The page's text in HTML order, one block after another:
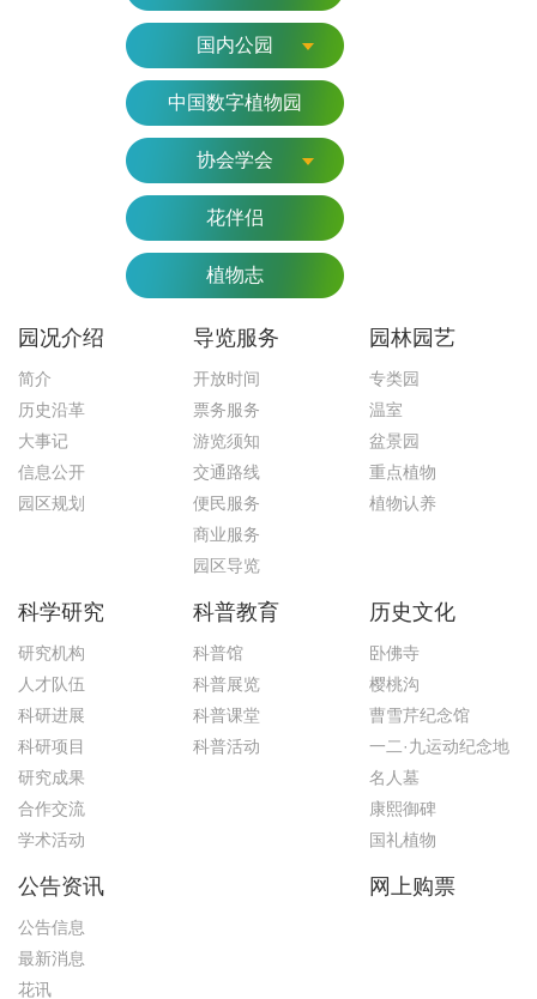
国内公园
中国数字植物园
协会学会
花伴侣
植物志
园况介绍
简介
历史沿革
大事记
信息公开
园区规划
导览服务
开放时间
票务服务
游览须知
交通路线
便民服务
商业服务
园区导览
园林园艺
专类园
温室
盆景园
重点植物
植物认养
科学研究
研究机构
人才队伍
科研进展
科研项目
研究成果
合作交流
学术活动
科普教育
科普馆
科普展览
科普课堂
科普活动
历史文化
卧佛寺
樱桃沟
曹雪芹纪念馆
一二·九运动纪念地
名人墓
康熙御碑
国礼植物
公告资讯
公告信息
最新消息
花讯
网上购票